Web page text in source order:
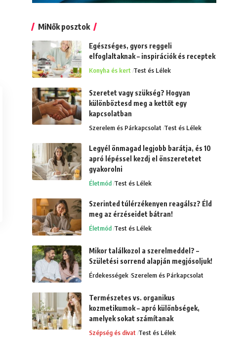
MiNők posztok
Egészséges, gyors reggeli
elfoglaltaknak – inspirációk és receptek
Konyha és kert Test és Lélek
Szeretet vagy szükség? Hogyan
különböztesd meg a kettőt egy
kapcsolatban
Szerelem és Párkapcsolat Test és Lélek
Legyél önmagad legjobb barátja, és 10
apró lépéssel kezdj el önszeretetet
gyakorolni
Életmód Test és Lélek
Szerinted túlérzékenyen reagálsz? Éld
meg az érzéseidet bátran!
Életmód Test és Lélek
Mikor találkozol a szerelmeddel? –
Születési sorrend alapján megjósoljuk!
Érdekességek Szerelem és Párkapcsolat
Természetes vs. organikus
kozmetikumok – apró különbségek,
amelyek sokat számítanak
Szépség és divat Test és Lélek